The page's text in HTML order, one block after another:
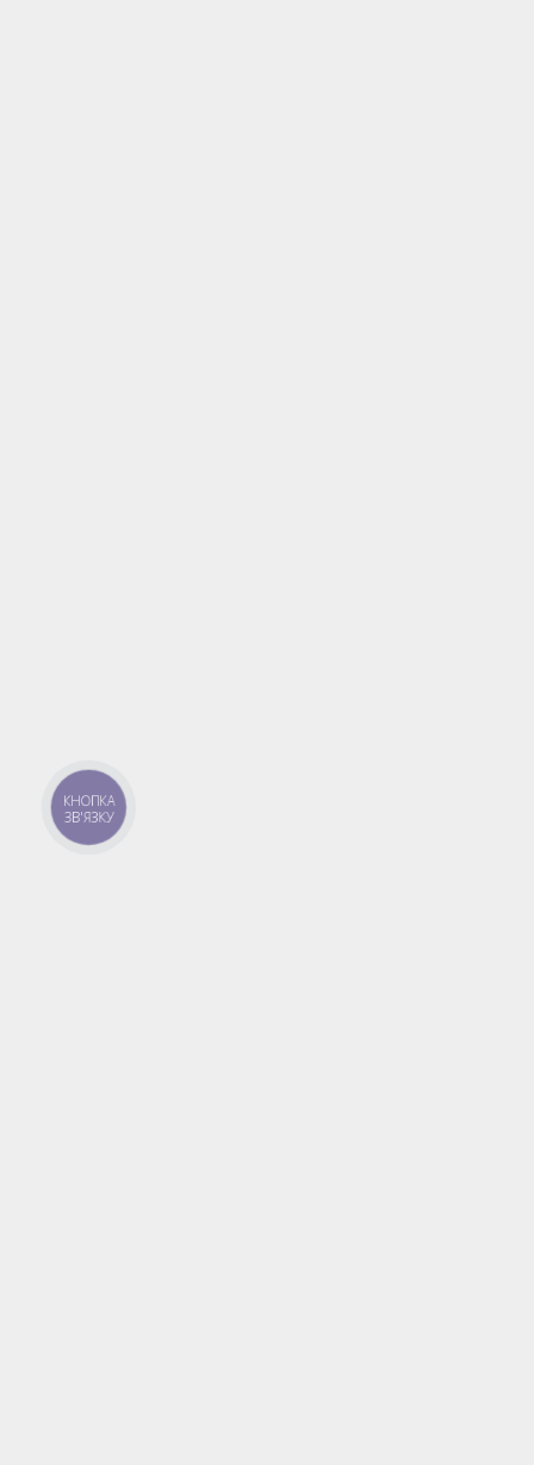
КНОПКА
ЗВ'ЯЗКУ